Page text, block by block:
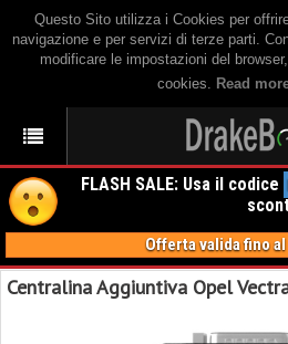
Questo Sito utilizza i Cookies per
navigazione e per servizi di terze parti.
modificare le impostazioni del
cookies. Read
FLASH SALE: Usa il codice
Offerta valida fino
Centralina Aggiuntiva Opel